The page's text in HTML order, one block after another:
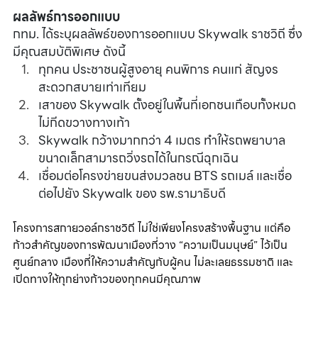
ผลลัพธ์การออกแบบ
กทม. ได้ระบุผลลัพธ์ของการออกแบบ Skywalk ราชวิถี ซึ่ง
มีคุณสมบัติพิเศษ ดังนี้
ทุกคน ประชาชนผู้สูงอายุ คนพิการ คนแก่ สัญจร
สะดวกสบายเท่าเทียม
เสาของ Skywalk ตั้งอยู่ในพื้นที่เอกชนเกือบทั้งหมด
ไม่กีดขวางทางเท้า
Skywalk กว้างมากกว่า 4 เมตร ทำให้รถพยาบาล
ขนาดเล็กสามารถวิ่งรถได้ในกรณีฉุกเฉิน
เชื่อมต่อโครงข่ายขนส่งมวลชน BTS รถเมล์ และเชื่อ
ต่อไปยัง Skywalk ของ รพ.รามาธิบดี
โครงการสกายวอล์กราชวิถี ไม่ใช่เพียงโครงสร้างพื้นฐาน แต่คือ
ก้าวสำคัญของการพัฒนาเมืองที่วาง “ความเป็นมนุษย์” ไว้เป็น
ศูนย์กลาง เมืองที่ให้ความสำคัญกับผู้คน ไม่ละเลยธรรมชาติ และ
เปิดทางให้ทุกย่างก้าวของทุกคนมีคุณภาพ